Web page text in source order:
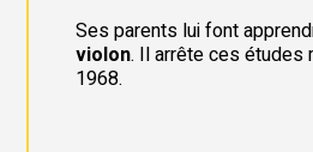
Ses parents lui font
violon. Il arrête ces études
1968.